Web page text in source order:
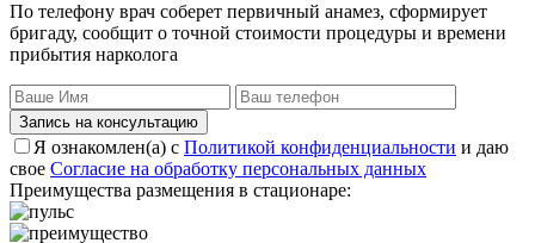
По телефону врач соберет первичный анамез, сформирует
бригаду, сообщит о точной стоимости процедуры и времени
прибытия нарколога
Запись на консультацию
Я ознакомлен(а) с Политикой конфиденциальности и даю
свое Согласие на обработку персональных данных
Преимущества размещения в стационаре: